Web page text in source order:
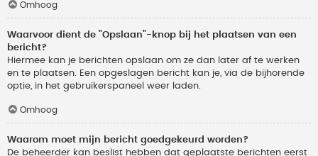
Omhoog
Waarvoor dient de "Opslaan"-knop bij het plaatsen van een
bericht?
Hiermee kan je berichten opslaan om ze dan later af te werken
en te plaatsen. Een opgeslagen bericht kan je, via de bijhorende
optie, in het gebruikerspaneel weer laden.
Omhoog
Waarom moet mijn bericht goedgekeurd worden?
De beheerder kan beslist hebben dat geplaatste berichten eerst